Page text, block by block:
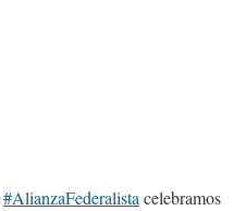
#AlianzaFederalistacelebramos